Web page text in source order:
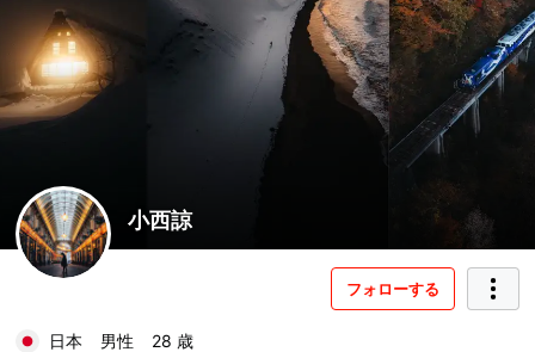
小西諒
フォローする
日本 男性 28 歳